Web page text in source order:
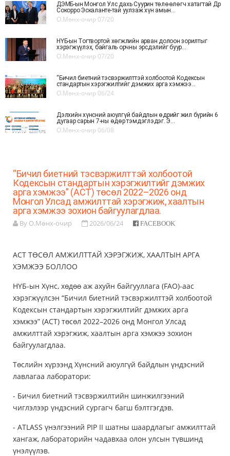
ДЭМБ-ын Монгол Улс дахь Суурин төлөөлөгч хатагтай Др
Сокорро Эскаланте-тай уулзаж хүн амын...
О.Мөнх-очир 07/20
НҮБ-ын Тогтвортой хөгжлийн арван долоон зорилтыг
хэрэгжүүлэх, байгаль орчны эрсдэлийг буур...
О.Мөнх-очир 07/20
“Бичил биетний тэсвэржилттэй холбоотой Кодексын
стандартын хэрэгжилтийг дэмжих арга хэмжээ...
О.Мөнх-очир 06/24
Дэлхийн хүнсний аюулгүй байдлын өдрийг жил бүрийн 6
дугаар сарын 7-ны өдөр тэмдэглэдэг. Э...
О.Мөнх-очир 06/08
“Бичил биетний тэсвэржилттэй холбоотой
Кодексын стандартын хэрэгжилтийг дэмжих
арга хэмжээ” (ACT) төсөл 2022–2026 онд
Монгол Улсад амжилттай хэрэгжиж, хаалтын
арга хэмжээ зохион байгуулагдлаа.
By О.Мөнх-очир 2026/06/24 FACEBOOK
ACT ТӨСӨЛ АМЖИЛТТАЙ ХЭРЭГЖИЖ, ХААЛТЫН АРГА
ХЭМЖЭЭ БОЛЛОО
НҮБ-ын Хүнс, хөдөө аж ахуйн байгууллага (FAO)-аас
хэрэгжүүлсэн “Бичил биетний тэсвэржилттэй холбоотой
Кодексын стандартын хэрэгжилтийг дэмжих арга
хэмжээ” (ACT) төсөл 2022–2026 онд Монгол Улсад
амжилттай хэрэгжиж, хаалтын арга хэмжээ зохион
байгуулагдлаа.
Төслийн хүрээнд Хүнсний аюулгүй байдлын үндэсний
лавлагаа лаборатори:
- Бичил биетний тэсвэржилтийн шинжилгээний
чиглэлээр үндэсний сургагч багш бэлтгэгдэв.
- ATLASS үнэлгээний PIP II шатны шаардлагыг амжилттай
хангаж, лабораторийн чадавхаа олон улсын түвшинд
үнэлүүлэв.